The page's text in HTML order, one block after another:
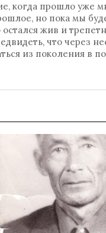
когда прошло уже
но пока мы
жив и
что через
из поколения в